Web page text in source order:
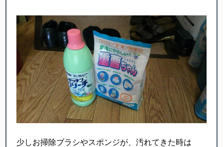
少しお掃除ブラシやスポンジが、汚れてきた時は